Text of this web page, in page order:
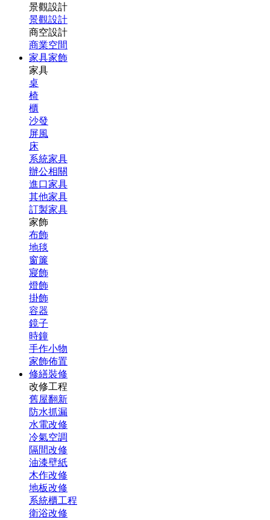
景觀設計
景觀設計
商空設計
商業空間
家具家飾
家具
桌
椅
櫃
沙發
屏風
床
系統家具
辦公相關
進口家具
其他家具
訂製家具
家飾
布飾
地毯
窗簾
寢飾
燈飾
掛飾
容器
鏡子
時鐘
手作小物
家飾佈置
修繕裝修
改修工程
舊屋翻新
防水抓漏
水電改修
冷氣空調
隔間改修
油漆壁紙
木作改修
地板改修
系統櫃工程
衛浴改修